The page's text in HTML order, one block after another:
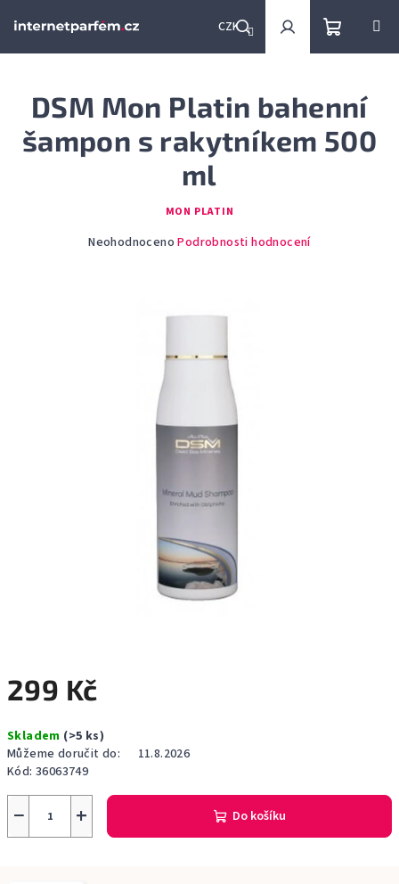
CZK
Hledat PřihlášeníNákupní
košík
299 Kč
cena:
Skladem (>5 ks)
Můžeme doručit do:
11.8.2026
Kód: 36063749
+
− Do košíku
DSM Mon Platin bahenní
šampon s rakytníkem 500
ml
MON PLATIN
Průměrné
Neohodnoceno Podrobnosti hodnocení